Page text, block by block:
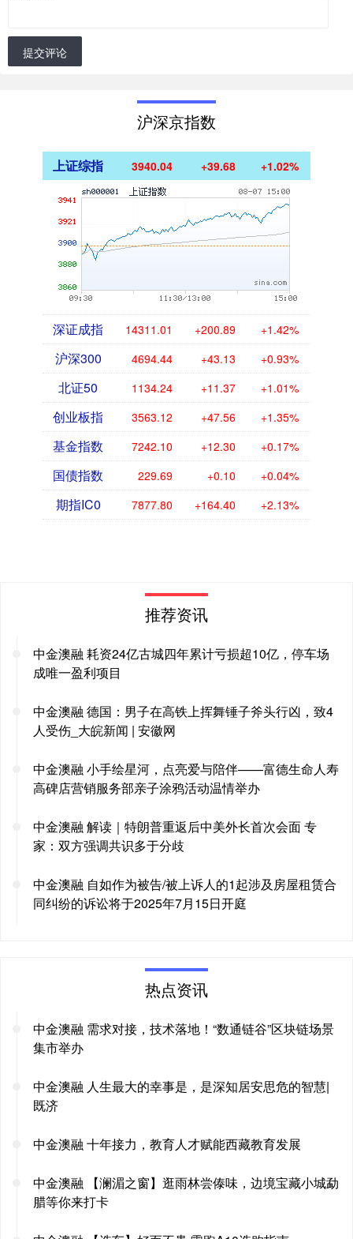
提交评论
沪深京指数
上证综指 3940.04 +39.68 +1.02%
深证成指 14311.01 +200.89 +1.42%
沪深300 4694.44 +43.13 +0.93%
北证50 1134.24 +11.37 +1.01%
创业板指 3563.12 +47.56 +1.35%
基金指数 7242.10 +12.30 +0.17%
国债指数 229.69 +0.10 +0.04%
期指IC0 7877.80 +164.40 +2.13%
推荐资讯
中金澳融 耗资24亿古城四年累计亏损超10亿，停车场
成唯一盈利项目
中金澳融 德国：男子在高铁上挥舞锤子斧头行凶，致4
人受伤_大皖新闻 | 安徽网
中金澳融 小手绘星河，点亮爱与陪伴——富德生命人寿
高碑店营销服务部亲子涂鸦活动温情举办
中金澳融 解读｜特朗普重返后中美外长首次会面 专
家：双方强调共识多于分歧
中金澳融 自如作为被告/被上诉人的1起涉及房屋租赁合
同纠纷的诉讼将于2025年7月15日开庭
热点资讯
中金澳融 需求对接，技术落地！“数通链谷”区块链场景
集市举办
中金澳融 人生最大的幸事是，是深知居安思危的智慧|
既济
中金澳融 十年接力，教育人才赋能西藏教育发展
中金澳融 【澜湄之窗】逛雨林尝傣味，边境宝藏小城勐
腊等你来打卡